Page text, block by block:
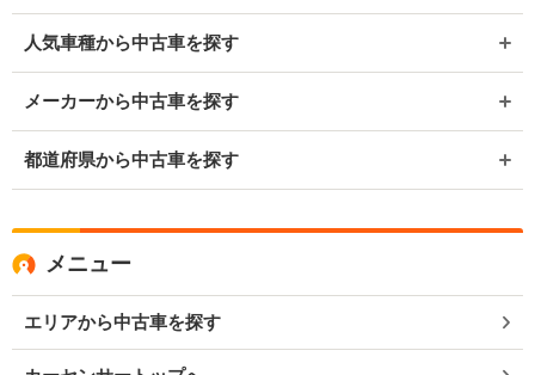
人気車種から中古車を探す
メーカーから中古車を探す
都道府県から中古車を探す
メニュー
エリアから中古車を探す